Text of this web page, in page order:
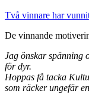
Två vinnare har
De vinnande
Jag önskar spänning
för dyr.
Hoppas få tacka
som räcker ungefär